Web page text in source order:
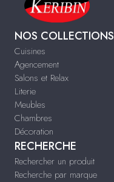
NOS COLLECTIONS
Cuisines
Agencement
Salons et Relax
Literie
Meubles
Chambres
Décoration
RECHERCHE
Rechercher un produit
Recherche par marque